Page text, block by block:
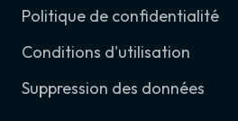
Politique de confidentialité
Conditions d'utilisation
Suppression des données